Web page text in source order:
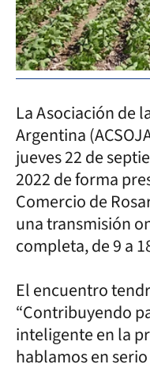
La Asociación de
Argentina
jueves 22 de
2022 de forma
Comercio de
una transmisión
completa, de 9 a
El encuentro
“Contribuyendo
inteligente en la
hablamos en serio